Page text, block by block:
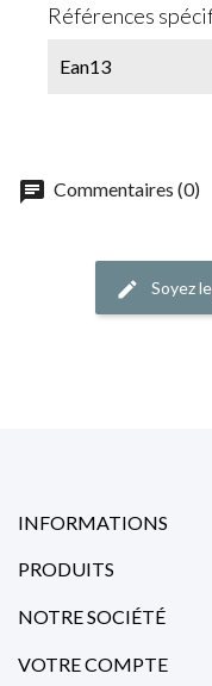
Références
Ean13
chat Commentaires (0)
edit Soyez
INFORMATIONS
PRODUITS
NOTRE SOCIÉTÉ
VOTRE COMPTE